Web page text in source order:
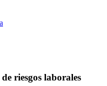
riesgos laborales